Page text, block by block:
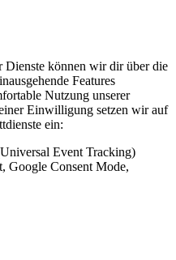
Dienste können wir dir über die
Features
Nutzung unserer
Einwilligung setzen wir auf
ein:
Event Tracking)
Google Consent Mode,